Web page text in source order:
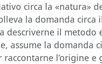
circa la «natura»
la domanda circa
descriverne il metodo
assume la domanda
l’origine